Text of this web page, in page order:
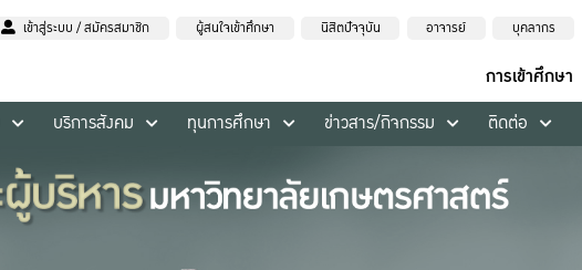
เข้าสู่ระบบ / สมัครสมาชิก ผู้สนใจเข้าศึกษา นิสิตปัจจุบัน อาจารย์ บุคลากร
การเข้าศึกษา
บริการสังคม ทุนการศึกษา ข่าวสาร/กิจกรรม ติดต่อ